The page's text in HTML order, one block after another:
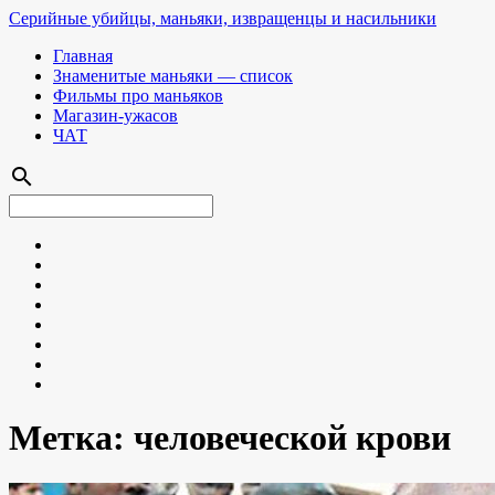
Серийные убийцы, маньяки, извращенцы и насильники
Главная
Знаменитые маньяки — список
Фильмы про маньяков
Магазин-ужасов
ЧАТ
search
Метка: человеческой крови